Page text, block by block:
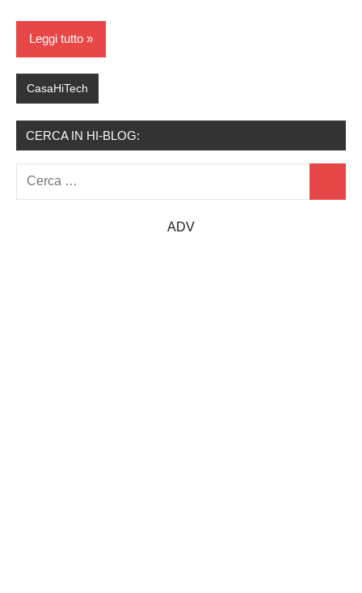
corso…
Leggi tutto
CasaHiTech
CERCA IN HI-BLOG:
Ricerca
per:
ADV